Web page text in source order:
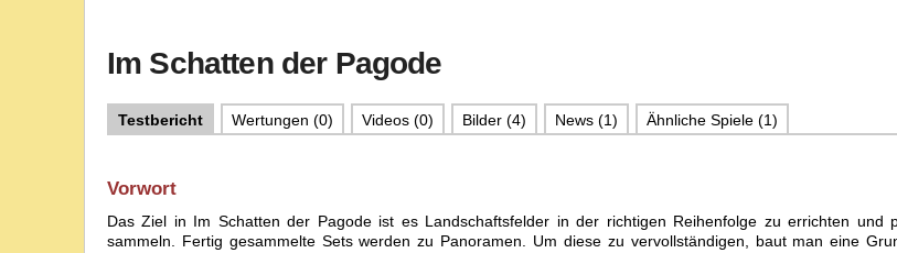
Im Schatten der Pagode
Testbericht Wertungen (0) Videos (0) Bilder (4) News (1) Ähnliche Spiele (1)
Vorwort
Das Ziel in Im Schatten der Pagode ist es Landschaftsfelder in der richtigen Reihenfolge zu errichten und
sammeln. Fertig gesammelte Sets werden zu Panoramen. Um diese zu vervollständigen, baut man eine